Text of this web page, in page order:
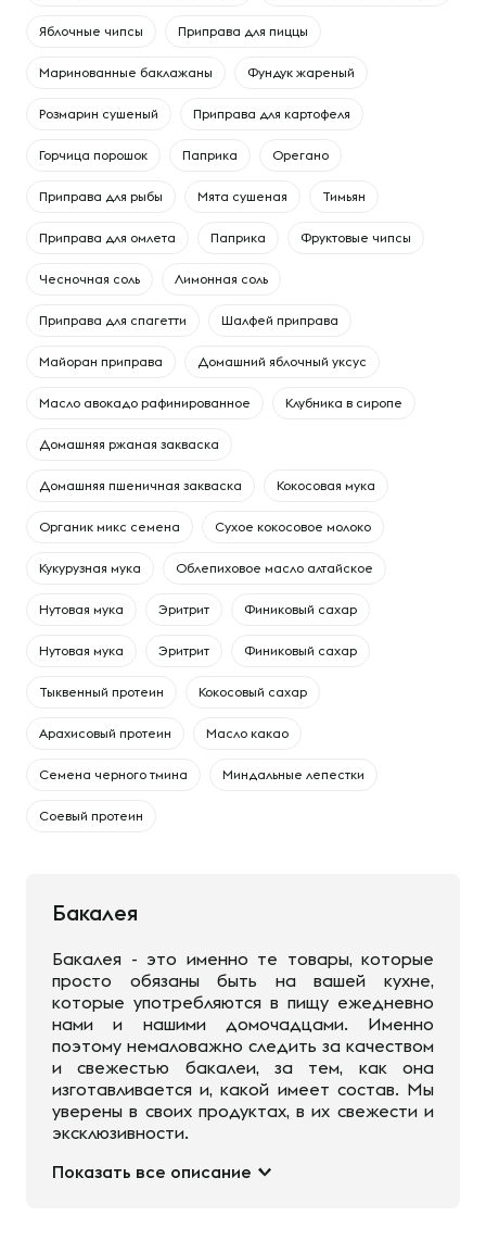
Яблочные чипсы Приправа для пиццы
Маринованные баклажаны Фундук жареный
Розмарин сушеный Приправа для картофеля
Горчица порошок Паприка Орегано
Приправа для рыбы Мята сушеная Тимьян
Приправа для омлета Паприка Фруктовые чипсы
Чесночная соль Лимонная соль
Приправа для спагетти Шалфей приправа
Майоран приправа Домашний яблочный уксус
Масло авокадо рафинированное Клубника в сиропе
Домашняя ржаная закваска
Домашняя пшеничная закваска Кокосовая мука
Органик микс семена Сухое кокосовое молоко
Кукурузная мука Облепиховое масло алтайское
Нутовая мука Эритрит Финиковый сахар
Нутовая мука Эритрит Финиковый сахар
Тыквенный протеин Кокосовый сахар
Арахисовый протеин Масло какао
Семена черного тмина Миндальные лепестки
Соевый протеин
Бакалея
Бакалея - это именно те товары, которые
просто обязаны быть на вашей кухне,
которые употребляются в пищу ежедневно
нами и нашими домочадцами. Именно
поэтому немаловажно следить за качеством
и свежестью бакалеи, за тем, как она
изготавливается и, какой имеет состав. Мы
уверены в своих продуктах, в их свежести и
эксклюзивности.
Показать все описание